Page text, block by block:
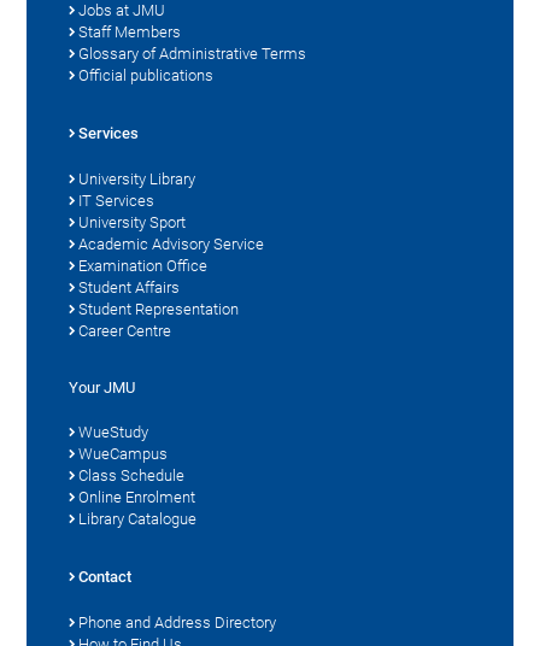
Jobs at JMU
Staff Members
Glossary of Administrative Terms
Official publications
Services
University Library
IT Services
University Sport
Academic Advisory Service
Examination Office
Student Affairs
Student Representation
Career Centre
Your JMU
WueStudy
WueCampus
Class Schedule
Online Enrolment
Library Catalogue
Contact
Phone and Address Directory